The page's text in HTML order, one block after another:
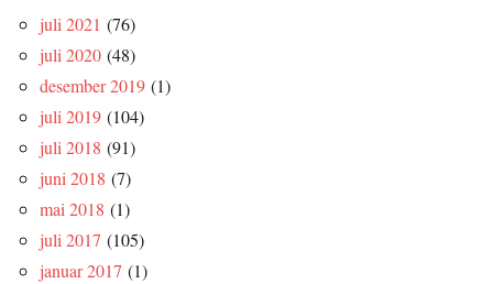
juli 2021 (76)
juli 2020 (48)
desember 2019 (1)
juli 2019 (104)
juli 2018 (91)
juni 2018 (7)
mai 2018 (1)
juli 2017 (105)
januar 2017 (1)